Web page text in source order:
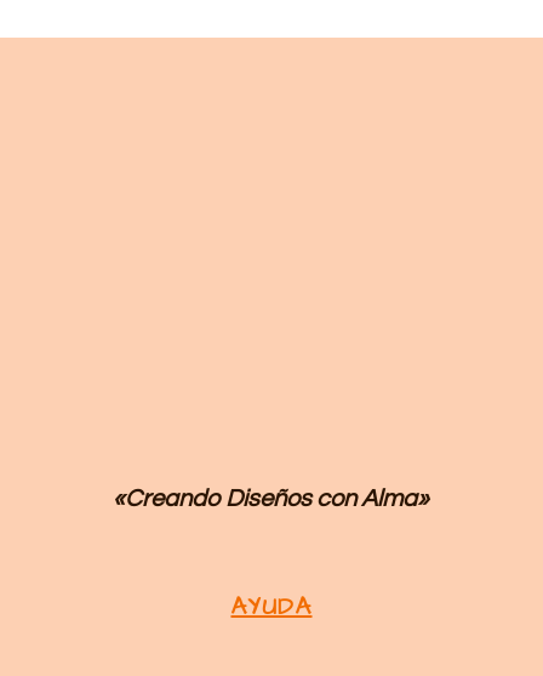
«Creando Diseñoscon Alma»
AYUDA